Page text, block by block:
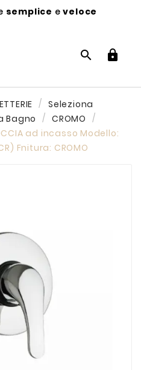
semplice eveloce
 
Seleziona
Bagno
CROMO
ad incasso Modello:
Fnitura: CROMO